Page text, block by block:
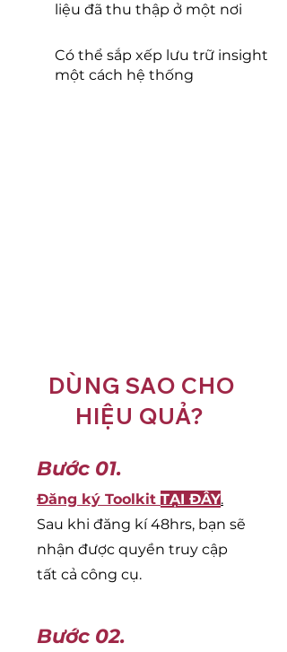
liệu đã thu thập ở một nơi
Có thể sắp xếp lưu trữ insight
một cách hệ thống
DÙNG SAO CHO
HIỆU QUẢ?
Bước 01.
Đăng ký Toolkit TẠI ĐÂY.
Sau khi đăng kí 48hrs, bạn sẽ
nhận được quyền truy cập
tất cả công cụ.
Bước 02.